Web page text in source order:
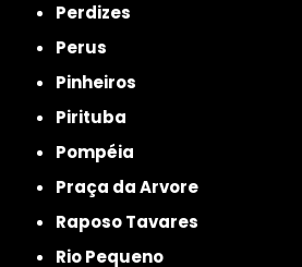
Perdizes
Perus
Pinheiros
Pirituba
Pompéia
Praça da Arvore
Raposo Tavares
Rio Pequeno